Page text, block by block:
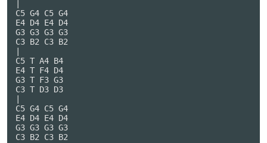
C5 G4 C5 G4
E4 D4 E4 D4
G3 G3 G3 G3
C3 B2 C3 B2
C5 T A4 B4
E4 T F4 D4
G3 T F3 G3
C3 T D3 D3
C5 G4 C5 G4
E4 D4 E4 D4
G3 G3 G3 G3
C3 B2 C3 B2